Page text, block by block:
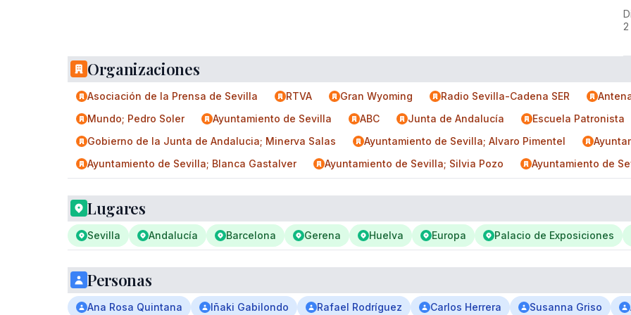
Organizaciones
Asociación de la Prensa de Sevilla RTVA Gran Wyoming Radio Sevilla-Cadena SER
Mundo; Pedro Soler
Ayuntamiento de Sevilla ABC Junta de Andalucía
Escuela Patronista
Gobierno de la Junta de Andalucia; Minerva Salas
Ayuntamiento de Sevilla; Alvaro Pimentel
Ayuntamiento de Sevilla; Blanca Gastalver
Ayuntamiento de Sevilla; Silvia Pozo Ayuntamiento de
Lugares
Sevilla Andalucía Barcelona Gerena Huelva Europa Palacio de Exposiciones
Personas
Ana Rosa Quintana Iñaki Gabilondo Rafael Rodríguez Carlos Herrera Susanna Griso